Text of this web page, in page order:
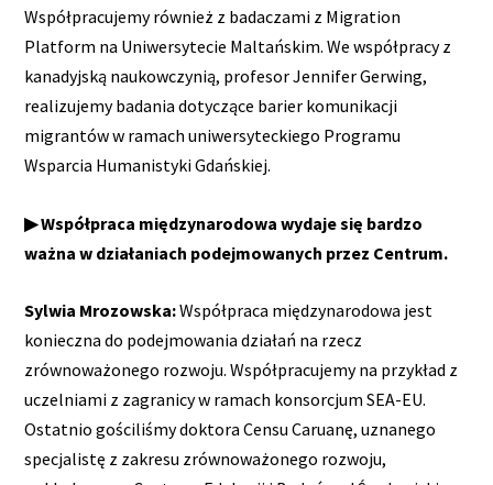
Współpracujemy również z badaczami z Migration
Platform na Uniwersytecie Maltańskim. We współpracy z
kanadyjską naukowczynią, profesor Jennifer Gerwing,
realizujemy badania dotyczące barier komunikacji
migrantów w ramach uniwersyteckiego Programu
Wsparcia Humanistyki Gdańskiej.
▶ Współpraca międzynarodowa wydaje się bardzo
ważna w działaniach podejmowanych przez Centrum.
Sylwia Mrozowska:Współpraca międzynarodowa jest
konieczna do podejmowania działań na rzecz
zrównoważonego rozwoju. Współpracujemy na przykład z
uczelniami z zagranicy w ramach konsorcjum SEA-EU.
Ostatnio gościliśmy doktora Censu Caruanę, uznanego
specjalistę z zakresu zrównoważonego rozwoju,